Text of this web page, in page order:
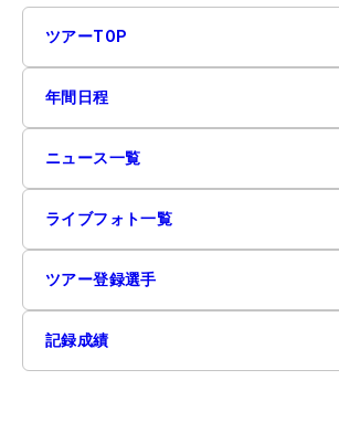
ツアーTOP
年間日程
ニュース一覧
ライブフォト一覧
ツアー登録選手
記録成績